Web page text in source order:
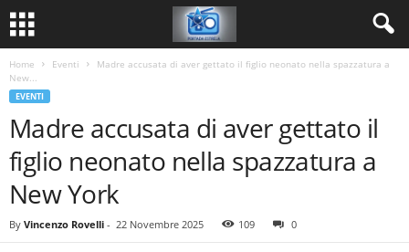
Home Eventi
Madre accusata di aver gettato il figlio neonato nella spazzatura a
New...
EVENTI
Madre accusata di aver gettato il
figlio neonato nella spazzatura a
New York
By Vincenzo Rovelli - 22 Novembre 2025 109 0